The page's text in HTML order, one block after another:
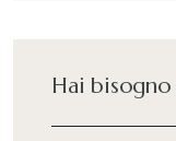
Hai bisogno